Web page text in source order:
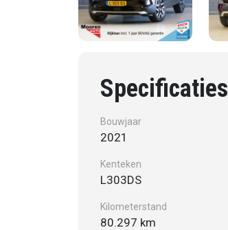
Specificaties
Bouwjaar
2021
Kenteken
L303DS
Kilometerstand
80.297 km